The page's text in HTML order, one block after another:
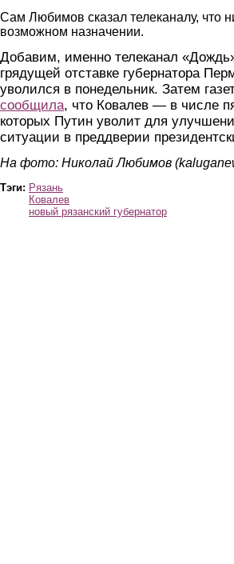
Сам Любимов сказал телеканалу, что
возможном назначении.
Добавим, именно телеканал
грядущей отставке губернатора
уволился в понедельник. Затем
сообщила, что Ковалев — в числе
которых Путин уволит для
ситуации в преддверии
На фото: Николай Любимов
Тэги: Рязань
Ковалев
новый рязанский губернатор